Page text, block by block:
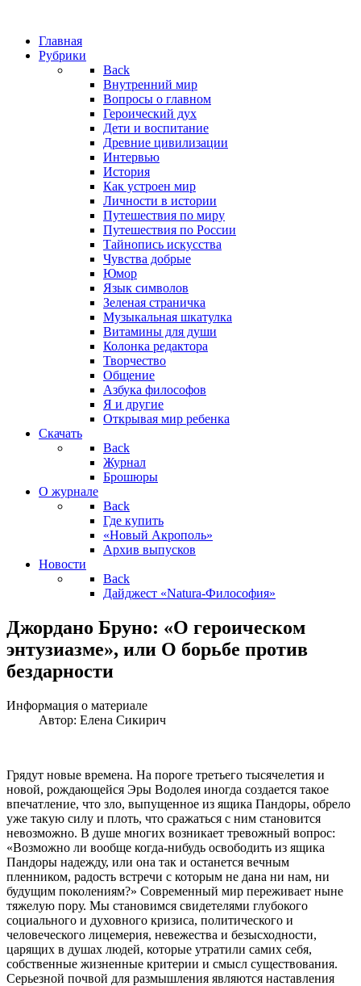
Главная
Рубрики
Back
Внутренний мир
Вопросы о главном
Героический дух
Дети и воспитание
Древние цивилизации
Интервью
История
Как устроен мир
Личности в истории
Путешествия по миру
Путешествия по России
Тайнопись искусства
Чувства добрые
Юмор
Язык символов
Зеленая страничка
Музыкальная шкатулка
Витамины для души
Колонка редактора
Творчество
Общение
Азбука философов
Я и другие
Открывая мир ребенка
Скачать
Back
Журнал
Брошюры
О журнале
Back
Где купить
«Новый Акрополь»
Архив выпусков
Новости
Back
Дайджест «Natura-Философия»
Джордано Бруно: «О героическом
энтузиазме», или О борьбе против
бездарности
Информация о материале
Автор: Елена Сикирич
Грядут новые времена. На пороге третьего тысячелетия и
новой, рождающейся Эры Водолея иногда создается такое
впечатление, что зло, выпущенное из ящика Пандоры, обрело
уже такую силу и плоть, что сражаться с ним становится
невозможно. В душе многих возникает тревожный вопрос:
«Возможно ли вообще когда-нибудь освободить из ящика
Пандоры надежду, или она так и останется вечным
пленником, радость встречи с которым не дана ни нам, ни
будущим поколениям?» Современный мир переживает ныне
тяжелую пору. Мы становимся свидетелями глубокого
социального и духовного кризиса, политического и
человеческого лицемерия, невежества и безысходности,
царящих в душах людей, которые утратили самих себя,
собственные жизненные критерии и смысл существования.
Серьезной почвой для размышления являются наставления